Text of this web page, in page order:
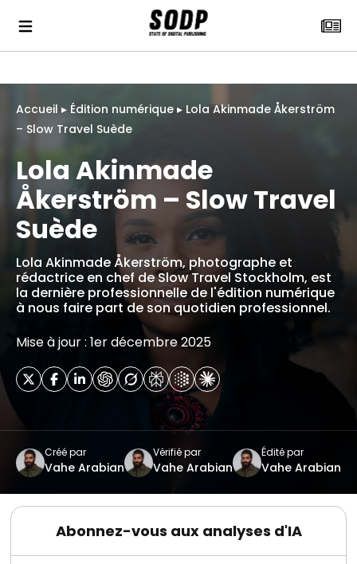
Accueil ▸ Édition numérique ▸ Lola Akinmade Åkerström
– Slow Travel Suède
Lola Akinmade
Åkerström – Slow Travel
Suède
Lola Akinmade Åkerström, photographe et
rédactrice en chef de Slow Travel Stockholm, est
la dernière professionnelle de l'édition numérique
à nous faire part de son quotidien professionnel.
Mise à jour : 1er décembre 2025
Créé par
Vahe Arabian
Vérifié par
Vahe Arabian
Édité par
Vahe Arabian
Abonnez-vous aux analyses d'IA